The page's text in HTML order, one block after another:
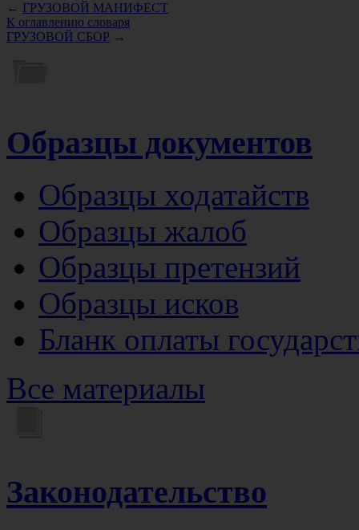
← ГРУЗОВОЙ МАНИФЕСТ
К оглавлению словаря
ГРУЗОВОЙ СБОР →
Образцы документов
Образцы ходатайств
Образцы жалоб
Образцы претензий
Образцы исков
Бланк оплаты
Все материалы
Законодательство